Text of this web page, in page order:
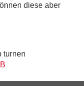
diese aber